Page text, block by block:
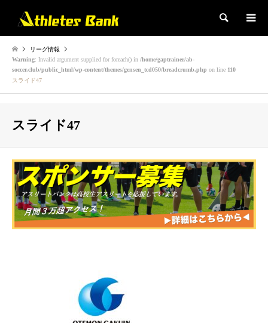
検索
リーグ情報
Warning: Invalid argument supplied for foreach() in /home/gaptrainer/ab-
soccer.club/public_html/wp-content/themes/gensen_tcd050/breadcrumb.php on line 110
スライド47
スライド47